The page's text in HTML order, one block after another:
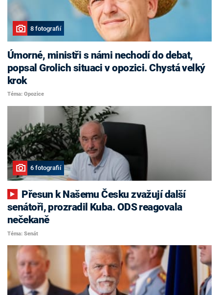
8 fotografií
Úmorné, ministři s námi nechodí do debat,
popsal Grolich situaci v opozici. Chystá velký
krok
Téma: Opozice
6 fotografií
senátoři, prozradil Kuba. ODS reagovala
nečekaně
Téma: Senát